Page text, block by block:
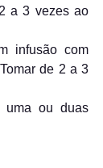
a 3 vezes ao
infusão com
de 2 a 3
uma ou duas